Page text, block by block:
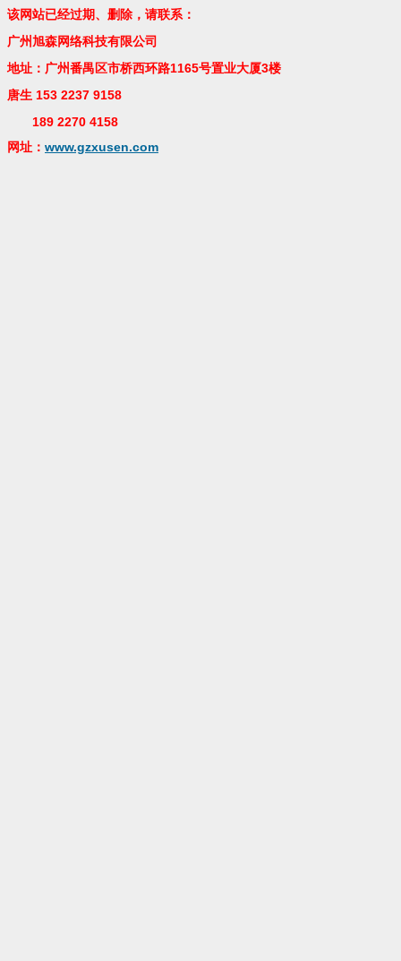
该网站已经过期、删除，请联系：
广州旭森网络科技有限公司
地址：广州番禺区市桥西环路1165号置业大厦3楼
唐生 153 2237 9158
189 2270 4158
网址： www.gzxusen.com